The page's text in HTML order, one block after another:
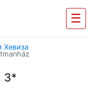
☰
Хевиза
3*